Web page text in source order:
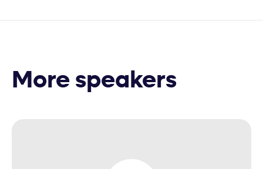
More speakers